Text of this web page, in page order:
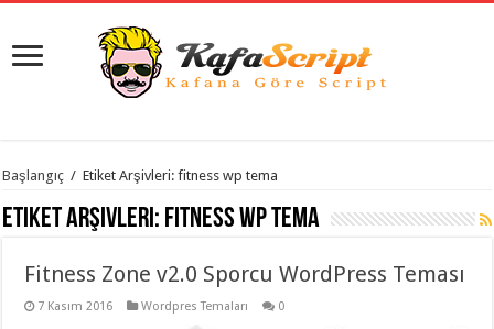
istanbul
evden
eve
organizasyon,
evden
Başlangıç / Etiket Arşivleri: fitness wp tema
Etiket Arşivleri: fitness wp tema
Fitness Zone v2.0 Sporcu WordPress Teması
7 Kasım 2016 Wordpres Temaları 0